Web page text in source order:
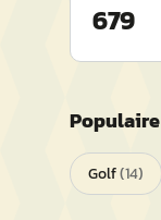
679
Populaire
Golf(14)